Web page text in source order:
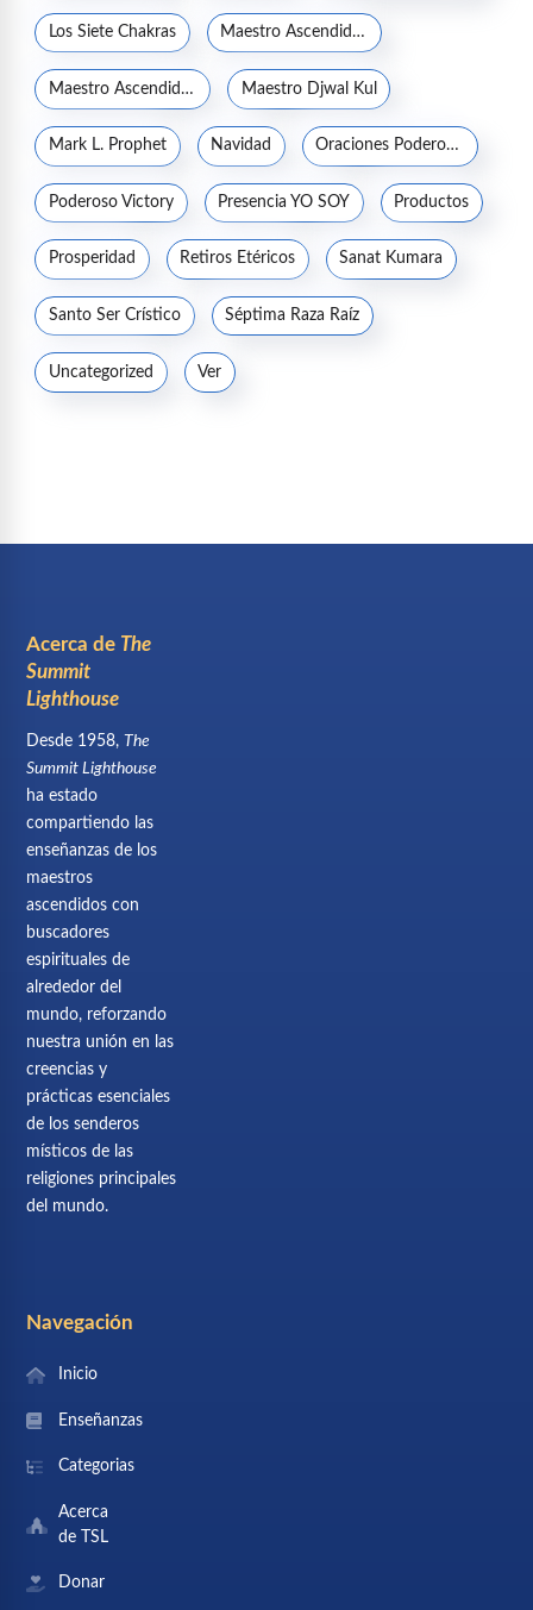
Los Siete Chakras Maestro Ascendido Jesucristo
Maestro Ascendido Kuthumi Maestro Djwal Kul
Mark L. Prophet Navidad Oraciones Poderosas
Poderoso Victory Presencia YO SOY Productos
Prosperidad Retiros Etéricos Sanat Kumara
Santo Ser Crístico Séptima Raza Raíz
Uncategorized Ver
Acerca de The
Summit
Lighthouse
Desde 1958, The
Summit Lighthouse
ha estado
compartiendo las
enseñanzas de los
maestros
ascendidos con
buscadores
espirituales de
alrededor del
mundo, reforzando
nuestra unión en las
creencias y
prácticas esenciales
de los senderos
místicos de las
religiones principales
del mundo.
Navegación
Inicio
Enseñanzas
Categorias
Acerca
de TSL
Donar